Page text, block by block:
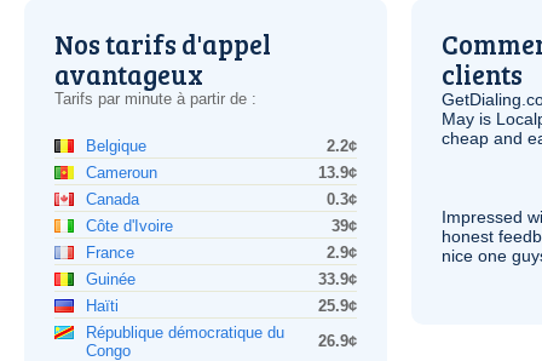
Nos tarifs d'appel
avantageux
Tarifs par minute à partir de :
Belgique
2.2¢
Cameroun
13.9¢
Canada
0.3¢
Côte d'Ivoire
39¢
France
2.9¢
Guinée
33.9¢
Haïti
25.9¢
République démocratique du
Congo
26.9¢
clients
May is
cheap and
Impressed
honest
nice one